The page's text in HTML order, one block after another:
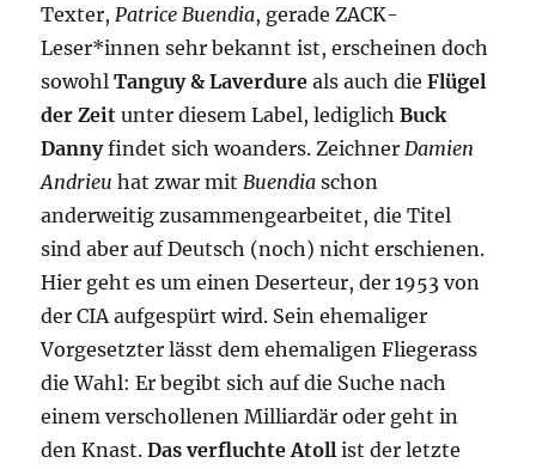
Texter, Patrice Buendia, gerade ZACK-
Leser*innen sehr bekannt ist, erscheinen doch
sowohlTanguy & Laverdure als auch dieFlügel
der Zeit unter diesem Label, lediglichBuck
Dannyfindet sich woanders. Zeichner Damien
Andrieu hat zwar mit Buendia schon
anderweitig zusammengearbeitet, die Titel
sind aber auf Deutsch (noch) nicht erschienen.
Hier geht es um einen Deserteur, der 1953 von
der CIA aufgespürt wird. Sein ehemaliger
Vorgesetzter lässt dem ehemaligen Fliegerass
die Wahl: Er begibt sich auf die Suche nach
einem verschollenen Milliardär oder geht in
den Knast.Das verfluchte Atoll ist der letzte